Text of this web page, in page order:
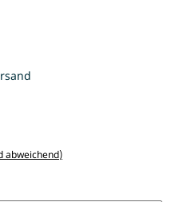
abweichend)